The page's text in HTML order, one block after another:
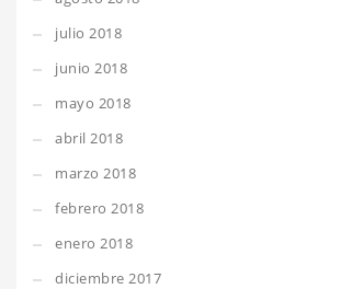
julio 2018
junio 2018
mayo 2018
abril 2018
marzo 2018
febrero 2018
enero 2018
diciembre 2017